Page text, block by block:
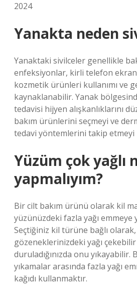
2024
Yanakta neden
Yanaktaki sivilceler genellikle
enfeksiyonlar, kirli telefon
kozmetik ürünleri kullanımı ve
kaynaklanabilir. Yanak
tedavisi hijyen alışkanlıklarını
bakım ürünlerini seçmeyi ve
tedavi yöntemlerini takip etmeyi
Yüzüm çok yağlı
yapmalıyım?
Bir cilt bakım ürünü olarak kil
yüzünüzdeki fazla yağı emmeye
Seçtiğiniz kil türüne bağlı
gözeneklerinizdeki yağı
duruladığınızda onu
yıkamalar arasında fazla yağı
kağıdı kullanmaktır.